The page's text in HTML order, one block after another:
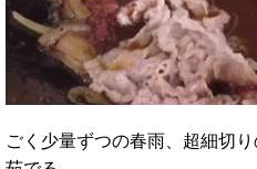
ごく少量ずつの春雨、超細切